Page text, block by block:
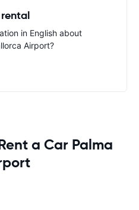
in English about
Airport?
a Car Palma